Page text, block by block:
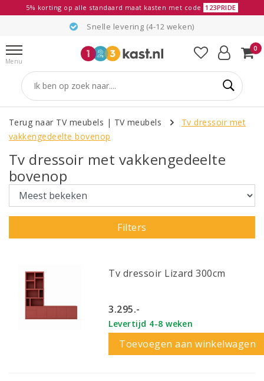
5% korting op alle standaard maat kasten met code 123PRIDE
Snelle levering (4-12 weken)
Menu
0
Terug naar TV meubels | TV meubels
Tv dressoir met
vakkengedeelte bovenop
Tv dressoir met vakkengedeelte
bovenop
Filters
Tv dressoir Lizard 300cm
3.295.-
Levertijd 4-8 weken
Toevoegen aan winkelwagen